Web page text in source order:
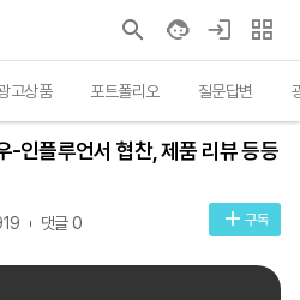
고상품 포트폴리오 질문답변
-인플루언서 협찬, 제품 리뷰 등등
댓글 0 구독